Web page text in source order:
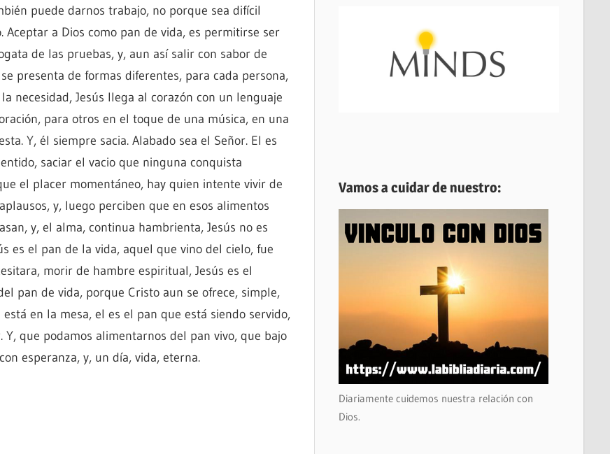
puede darnos trabajo, no porque sea difícil
a Dios como pan de vida, es permitirse ser
de las pruebas, y, aun así salir con sabor de
presenta de formas diferentes, para cada persona,
necesidad, Jesús llega al corazón con un lenguaje
para otros en el toque de una música, en una
Y, él siempre sacia. Alabado sea el Señor. El es
saciar el vacio que ninguna conquista
el placer momentáneo, hay quien intente vivir de
y, luego perciben que en esos alimentos
y, el alma, continua hambrienta, Jesús no es
es el pan de la vida, aquel que vino del cielo, fue
morir de hambre espiritual, Jesús es el
pan de vida, porque Cristo aun se ofrece, simple,
en la mesa, el es el pan que está siendo servido,
que podamos alimentarnos del pan vivo, que bajo
esperanza, y, un día, vida, eterna.
Vamos a cuidar de nuestro:
Diariamente cuidemos nuestra relación con
Dios.